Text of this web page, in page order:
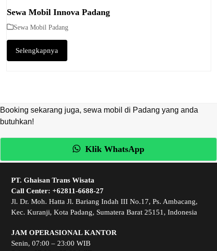
Sewa Mobil Innova Padang
Sewa Mobil Padang
Selengkapnya
Booking sekarang juga, sewa mobil di Padang yang anda
butuhkan!
Klik WhatsApp
PT. Ghaisan Trans Wisata
Call Center: +62811-6688-27
Jl. Dr. Moh. Hatta Jl. Bariang Indah III No.17, Ps. Ambacang,
Kec. Kuranji, Kota Padang, Sumatera Barat 25151, Indonesia
JAM OPERASIONAL KANTOR
Senin, 07:00 – 23:00 WIB